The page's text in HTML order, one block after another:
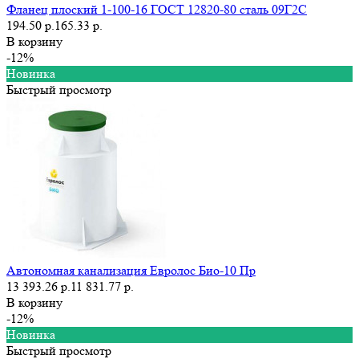
Фланец плоский 1-100-16 ГОСТ 12820-80 сталь 09Г2С
194.50 р.165.33 р.
В корзину
-12%
Новинка
Быстрый просмотр
Автономная канализация Евролос Био-10 Пр
13 393.26 р.11 831.77 р.
В корзину
-12%
Новинка
Быстрый просмотр